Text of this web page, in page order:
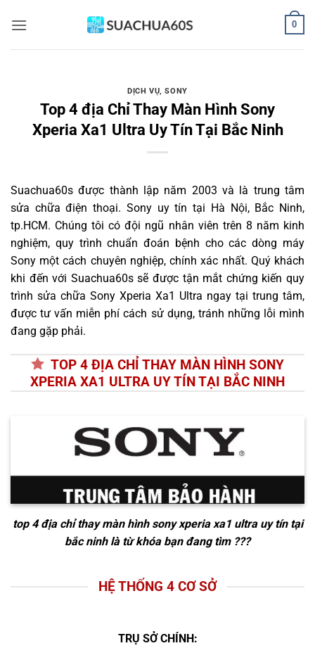
qua
0
DỊCH VỤ,SONY
Top 4 địa Chỉ Thay Màn Hình Sony
Xperia Xa1 Ultra Uy Tín Tại Bắc Ninh
Suachua60s được thành lập năm 2003 và là trung tâm
sửa chữa điện thoại. Sony uy tín tại Hà Nội, Bắc Ninh,
tp.HCM. Chúng tôi có đội ngũ nhân viên trên 8 năm kinh
nghiệm, quy trình chuẩn đoán bệnh cho các dòng máy
Sony một cách chuyên nghiệp, chính xác nhất. Quý khách
khi đến với Suachua60s sẽ được tận mắt chứng kiến quy
trình sửa chữa Sony Xperia Xa1 Ultra ngay tại trung tâm,
được tư vấn miễn phí cách sử dụng, tránh những lỗi mình
đang gặp phải.
TOP 4 ĐỊA CHỈ THAY MÀN HÌNH SONY
XPERIA XA1 ULTRA UY TÍN TẠI BẮC NINH
top 4 địa chỉ thay màn hình sony xperia xa1 ultra uy tín tại
bắc ninhlà từ khóa bạn đang tìm ???
HỆ THỐNG 4 CƠ SỞ
TRỤ SỞ CHÍNH: